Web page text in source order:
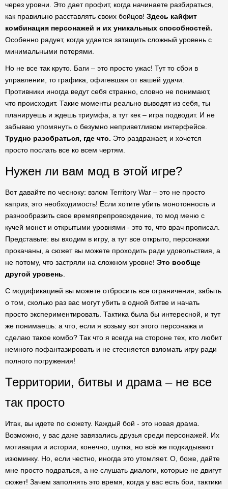
через уровни. Это дает профит, когда начинаете разбираться,
как правильно расставлять своих бойцов! Здесь кайфит
комбинация персонажей и их уникальных способностей.
Особенно радует, когда удается затащить сложный уровень с
минимальными потерями.
Но не все так круто. Баги – это просто ужас! Тут то сбои в
управлении, то графика, офигевшая от вашей удачи.
Противники иногда ведут себя странно, словно не понимают,
что происходит. Такие моменты реально выводят из себя, ты
планируешь и ждешь триумфа, а тут кек – игра подводит. И не
забываю упомянуть о безумно неприветливом интерфейсе.
Трудно разобраться, где что. Это раздражает, и хочется
просто послать все ко всем чертям.
Нужен ли вам мод в этой игре?
Вот давайте по чесноку: взлом Territory War – это не просто
каприз, это необходимость! Если хотите убить монотонность и
разнообразить свое времяпрепровождение, то мод меню с
кучей монет и открытыми уровнями - это то, что врач прописал.
Представьте: вы входим в игру, а тут все открыто, персонажи
прокачаны, а сюжет вы можете проходить ради удовольствия, а
не потому, что застряли на сложном уровне! Это вообще
другой уровень
С модификацией вы можете отбросить все ограничения, забыть
о том, сколько раз вас могут убить в одной битве и начать
просто экспериментировать. Тактика была бы интересной, и тут
же понимаешь: а что, если я возьму вот этого персонажа и
сделаю такое комбо? Так что я всегда на стороне тех, кто любит
немного пофантазировать и не стесняется взломать игру ради
полного погружения!
Территории, битвы и драма – не все
так просто
Итак, вы идете по сюжету. Каждый бой - это новая драма.
Возможно, у вас даже завязались друзья среди персонажей. Их
мотивации и истории, конечно, шутка, но всё же подкидывают
изюминку. Но, если честно, иногда это утомляет. О, боже, дайте
мне просто подраться, а не слушать диалоги, которые не двигут
сюжет! Зачем заполнять это время, когда у вас есть бои, тактики